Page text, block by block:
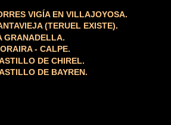
VIGÍA EN VILLAJOYOSA.
(TERUEL EXISTE).
GRANADELLA.
- CALPE.
DE CHIREL.
DE BAYREN.